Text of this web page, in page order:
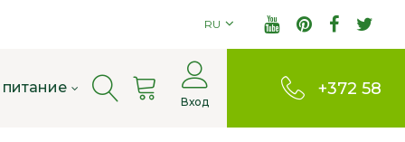
RU
Cart
Вход
+372 58